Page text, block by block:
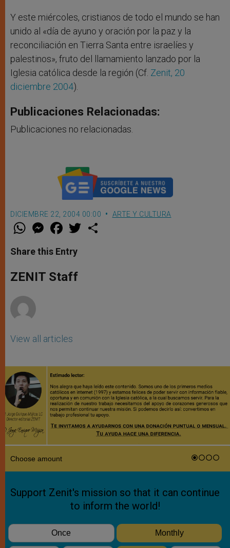
Y este miércoles, cristianos de todo el mundo se han
unido al «día de ayuno y oración por la paz y la
reconciliación en Tierra Santa entre israelíes y
palestinos», fruto del llamamiento lanzado por la
Iglesia católica desde la región (Cf. Zenit, 20
diciembre 2004).
Publicaciones Relacionadas:
Publicaciones no relacionadas.
DICIEMBRE 22, 2004 00:00 ARTE Y CULTURA
W
t
s
p
p
M
e
s
e
g
e
F
a
e
b
o
k
w
Share this Entry
ZENIT Staff
View all articles